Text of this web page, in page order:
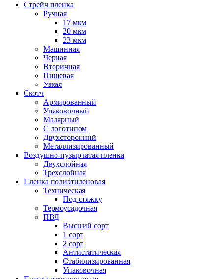
Стрейч пленка
Ручная
17 мкм
20 мкм
23 мкм
Машинная
Черная
Вторичная
Пищевая
Узкая
Скотч
Армированный
Упаковочный
Малярный
С логотипом
Двухсторонний
Металлизированный
Воздушно-пузырчатая пленка
Двухслойная
Трехслойная
Пленка полиэтиленовая
Техническая
Под стяжку
Термоусадочная
ПВД
Высший сорт
1 сорт
2 сорт
Антистатическая
Стабилизированная
Упаковочная